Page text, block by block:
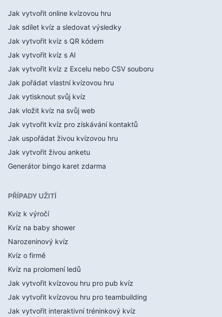
Jak vytvořit online kvízovou hru
Jak sdílet kvíz a sledovat výsledky
Jak vytvořit kvíz s QR kódem
Jak vytvořit kvíz s AI
Jak vytvořit kvíz z Excelu nebo CSV souboru
Jak pořádat vlastní kvízovou hru
Jak vytisknout svůj kvíz
Jak vložit kvíz na svůj web
Jak vytvořit kvíz pro získávání kontaktů
Jak uspořádat živou kvízovou hru
Jak vytvořit živou anketu
Generátor bingo karet zdarma
PŘÍPADY UŽITÍ
Kvíz k výročí
Kvíz na baby shower
Narozeninový kvíz
Kvíz o firmě
Kvíz na prolomení ledů
Jak vytvořit kvízovou hru pro pub kvíz
Jak vytvořit kvízovou hru pro teambuilding
Jak vytvořit interaktivní tréninkový kvíz